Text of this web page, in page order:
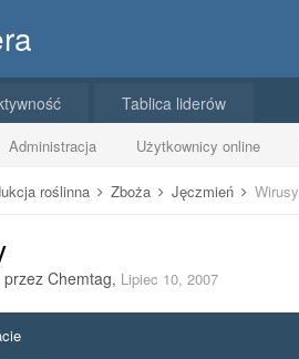
Administracja Użytkownicy online
Tablica liderów
roślinna Zboża Jęczmień Wirusy
przez Chemtag, Lipiec 10, 2007